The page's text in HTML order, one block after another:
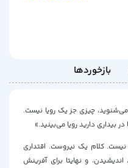
بازخوردها
چیزی جز یک رویا نیست.
بیداری دارید رویا می‌بینید.»
کلام یک نیروست. اقتداری
و نهایتا برای آفرینش